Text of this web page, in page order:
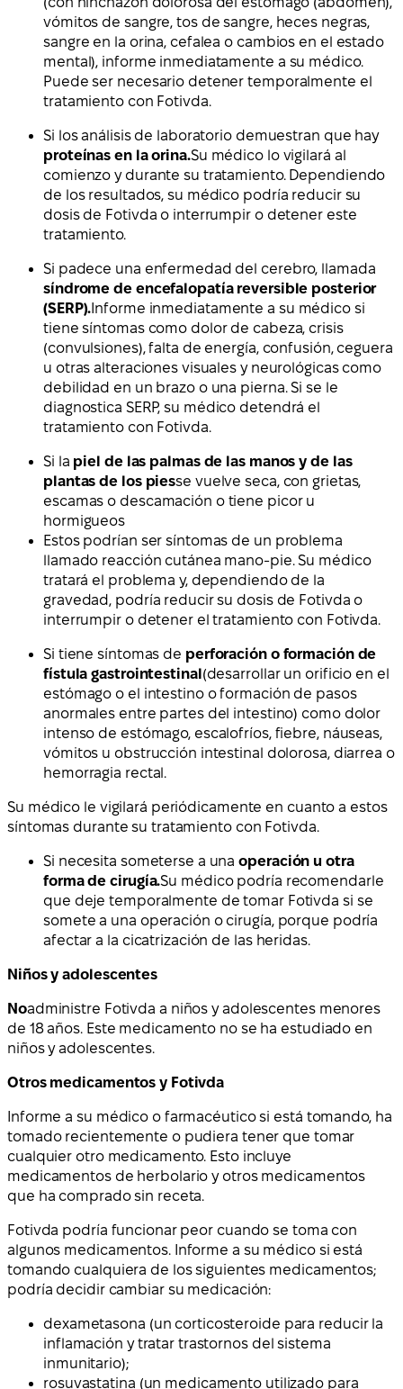
vómitos de sangre, tos de sangre, heces negras,
sangre en la orina, cefalea o cambios en el estado
mental), informe inmediatamente a su médico.
Puede ser necesario detener temporalmente el
tratamiento con Fotivda.
Si los análisis de laboratorio demuestran que hay
proteínas en la orina.Su médico lo vigilará al
comienzo y durante su tratamiento. Dependiendo
de los resultados, su médico podría reducir su
dosis de Fotivda o interrumpir o detener este
tratamiento.
Si padece una enfermedad del cerebro, llamada
síndrome de encefalopatía reversible posterior
(SERP). Informe inmediatamente a su médico si
tiene síntomas como dolor de cabeza, crisis
(convulsiones), falta de energía, confusión, ceguera
u otras alteraciones visuales y neurológicas como
debilidad en un brazo o una pierna. Si se le
diagnostica SERP, su médico detendrá el
tratamiento con Fotivda.
Si la piel de las palmas de las manos y de las
plantas de los piesse vuelve seca, con grietas,
escamas o descamación o tiene picor u
hormigueos
Estos podrían ser síntomas de un problema
llamado reacción cutánea mano-pie. Su médico
tratará el problema y, dependiendo de la
gravedad, podría reducir su dosis de Fotivda o
interrumpir o detener el tratamiento con Fotivda.
Si tiene síntomas de perforación o formación de
fístula gastrointestinal(desarrollar un orificio en el
estómago o el intestino o formación de pasos
anormales entre partes del intestino) como dolor
intenso de estómago, escalofríos, fiebre, náuseas,
vómitos u obstrucción intestinal dolorosa, diarrea o
hemorragia rectal.
Su médico le vigilará periódicamente en cuanto a estos
síntomas durante su tratamiento con Fotivda.
Si necesita someterse a unaoperación u otra
forma de cirugía.Su médico podría recomendarle
que deje temporalmente de tomar Fotivda si se
somete a una operación o cirugía, porque podría
afectar a la cicatrización de las heridas.
Niños y adolescentes
Noadministre Fotivda a niños y adolescentes menores
de 18 años. Este medicamento no se ha estudiado en
niños y adolescentes.
Otros medicamentos y Fotivda
Informe a su médico o farmacéutico si está tomando, ha
tomado recientemente o pudiera tener que tomar
cualquier otro medicamento. Esto incluye
medicamentos de herbolario y otros medicamentos
que ha comprado sin receta.
Fotivda podría funcionar peor cuando se toma con
algunos medicamentos. Informe a su médico si está
tomando cualquiera de los siguientes medicamentos;
podría decidir cambiar su medicación:
dexametasona (un corticosteroide para reducir la
inflamación y tratar trastornos del sistema
inmunitario);
rosuvastatina (un medicamento utilizado para